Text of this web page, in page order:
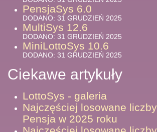
PensjaSys 6.0
DODANO: 31 GRUDZIEŃ 2025
MultiSys 12.6
DODANO: 31 GRUDZIEŃ 2025
MiniLottoSys 10.6
DODANO: 31 GRUDZIEŃ 2025
Ciekawe artykuły
LottoSys - galeria
Najczęściej losowane
Pensja w 2025 roku